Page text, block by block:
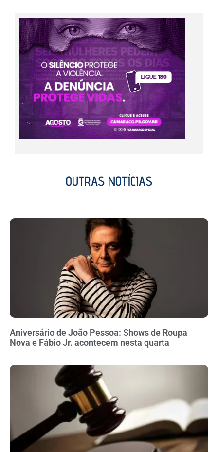
OUTRAS NOTÍCIAS
Aniversário de João Pessoa: Shows de Roupa
Nova e Fábio Jr. acontecem nesta quarta